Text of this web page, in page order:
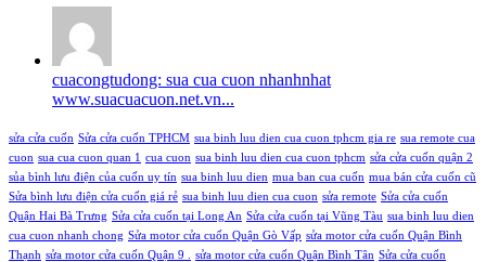
cuacongtudong: sua cua cuon nhanhnhat
www.suacuacuon.net.vn...
sửa cửa cuốn Sửa cửa cuốn TPHCM sua binh luu dien cua cuon tphcm gia re sua remote cua
cuon sua cua cuon quan 1 cua cuon sua binh luu dien cua cuon tphcm sửa cửa cuốn quận 2
sủa bình lưu điện của cuốn uy tín sua binh luu dien mua ban cua cuốn mua bán cửa cuốn cũ
Sửa bình lưu điện cửa cuốn giá rẻ sua binh luu dien cua cuon sửa remote Sửa cửa cuốn
Quận Hai Bà Trưng Sửa cửa cuốn tại Long An Sửa cửa cuốn tại Vũng Tàu sua binh luu dien
cua cuon nhanh chong Sửa motor cửa cuốn Quận Gò Vấp sửa motor cửa cuốn Quận Bình
Thạnh sửa motor cửa cuốn Quận 9 . sửa motor cửa cuốn Quận Bình Tân Sửa cửa cuốn